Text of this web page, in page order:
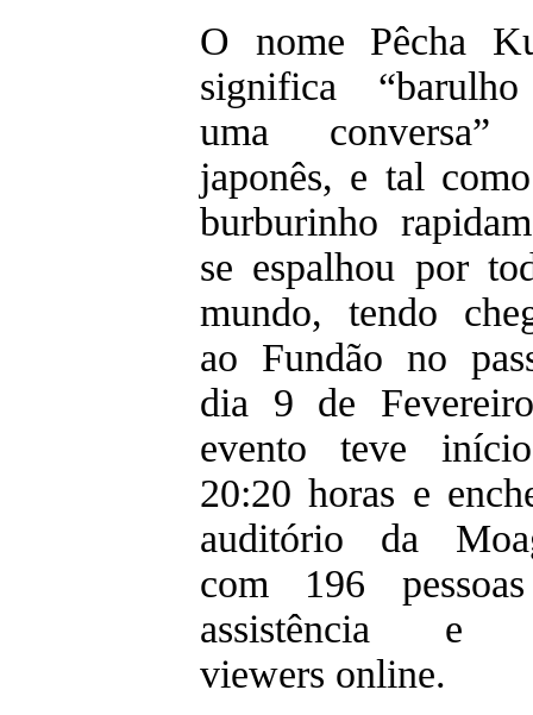
O nome Pêcha
significa
uma conversa”
japonês, e tal
burburinho
se espalhou por
mundo, tendo
ao Fundão no
dia 9 de
evento teve
20:20 horas e
auditório da
com 196
assistência e
viewers online.